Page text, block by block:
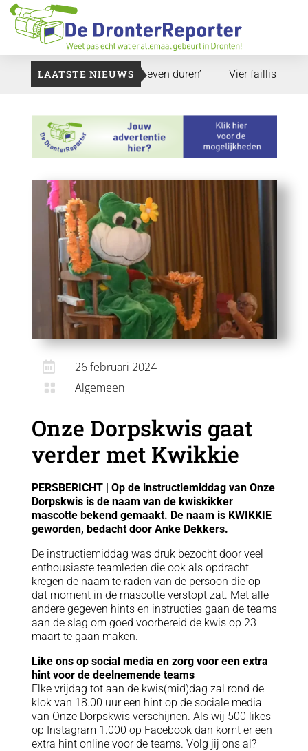
LAATSTE NIEUWS
‘Dat zal ook nog wel even duren’ Vier
 26 februari 2024
 Algemeen
Onze Dorpskwis gaat
verder met Kwikkie
PERSBERICHT | Op de instructiemiddag van Onze
Dorpskwis is de naam van de kwiskikker
mascotte bekend gemaakt. De naam is KWIKKIE
geworden, bedacht door Anke Dekkers.
De instructiemiddag was druk bezocht door veel
enthousiaste teamleden die ook als opdracht
kregen de naam te raden van de persoon die op
dat moment in de mascotte verstopt zat. Met alle
andere gegeven hints en instructies gaan de teams
aan de slag om goed voorbereid de kwis op 23
maart te gaan maken.
Like ons op social media en zorg voor een extra
hint voor de deelnemende teams
Elke vrijdag tot aan de kwis(mid)dag zal rond de
klok van 18.00 uur een hint op de sociale media
van Onze Dorpskwis verschijnen. Als wij 500 likes
op Instagram 1.000 op Facebook dan komt er een
extra hint online voor de teams. Volg jij ons al?